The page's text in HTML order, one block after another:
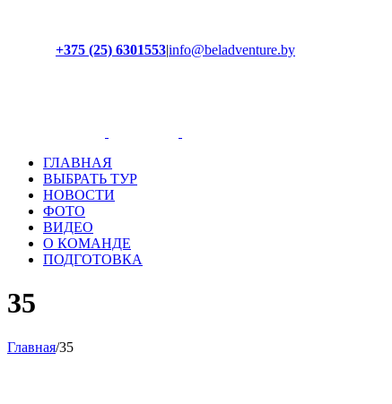
+375 (25) 6301553|info@beladventure.by
ГЛАВНАЯ
ВЫБРАТЬ ТУР
НОВОСТИ
ФОТО
ВИДЕО
О КОМАНДЕ
ПОДГОТОВКА
35
Главная/35